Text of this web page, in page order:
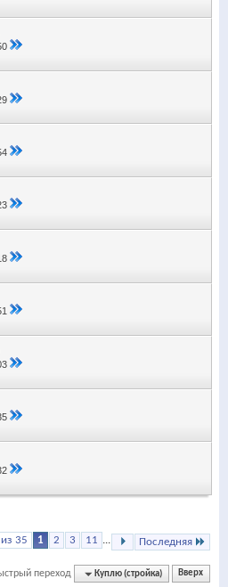
35 1 2 3 11 Последняя
переход Куплю (стройка) Вверх